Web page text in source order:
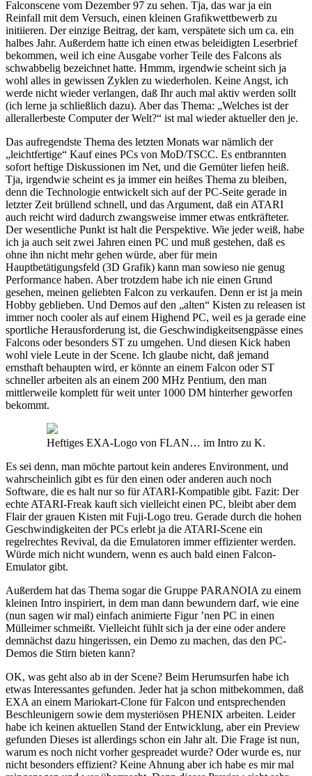
Falconscene vom Dezember 97 zu sehen. Tja, das war ja ein
Reinfall mit dem Versuch, einen kleinen Grafikwettbewerb zu
initiieren. Der einzige Beitrag, der kam, verspätete sich um ca. ein
halbes Jahr. Außerdem hatte ich einen etwas beleidigten Leserbrief
bekommen, weil ich eine Ausgabe vorher Teile des Falcons als
schwabbelig bezeichnet hatte. Hmmm, irgendwie scheint sich ja
wohl alles in gewissen Zyklen zu wiederholen. Keine Angst, ich
werde nicht wieder verlangen, daß Ihr auch mal aktiv werden sollt
(ich lerne ja schließlich dazu). Aber das Thema: „Welches ist der
allerallerbeste Computer der Welt?“ ist mal wieder aktueller den je.
Das aufregendste Thema des letzten Monats war nämlich der
„leichtfertige“ Kauf eines PCs von MoD/TSCC. Es entbrannten
sofort heftige Diskussionen im Net, und die Gemüter liefen heiß.
Tja, irgendwie scheint es ja immer ein heißes Thema zu bleiben,
denn die Technologie entwickelt sich auf der PC-Seite gerade in
letzter Zeit brüllend schnell, und das Argument, daß ein ATARI
auch reicht wird dadurch zwangsweise immer etwas entkräfteter.
Der wesentliche Punkt ist halt die Perspektive. Wie jeder weiß, habe
ich ja auch seit zwei Jahren einen PC und muß gestehen, daß es
ohne ihn nicht mehr gehen würde, aber für mein
Hauptbetätigungsfeld (3D Grafik) kann man sowieso nie genug
Performance haben. Aber trotzdem habe ich nie einen Grund
gesehen, meinen geliebten Falcon zu verkaufen. Denn er ist ja mein
Hobby geblieben. Und Demos auf den „alten“ Kisten zu releasen ist
immer noch cooler als auf einem Highend PC, weil es ja gerade eine
sportliche Herausforderung ist, die Geschwindigkeitsengpässe eines
Falcons oder besonders ST zu umgehen. Und diesen Kick haben
wohl viele Leute in der Scene. Ich glaube nicht, daß jemand
ernsthaft behaupten wird, er könnte an einem Falcon oder ST
schneller arbeiten als an einem 200 MHz Pentium, den man
mittlerweile komplett für weit unter 1000 DM hinterher geworfen
bekommt.
Heftiges EXA-Logo von FLAN… im Intro zu K.
Es sei denn, man möchte partout kein anderes Environment, und
wahrscheinlich gibt es für den einen oder anderen auch noch
Software, die es halt nur so für ATARI-Kompatible gibt. Fazit: Der
echte ATARI-Freak kauft sich vielleicht einen PC, bleibt aber dem
Flair der grauen Kisten mit Fuji-Logo treu. Gerade durch die hohen
Geschwindigkeiten der PCs erlebt ja die ATARI-Scene ein
regelrechtes Revival, da die Emulatoren immer effizienter werden.
Würde mich nicht wundern, wenn es auch bald einen Falcon-
Emulator gibt.
Außerdem hat das Thema sogar die Gruppe PARANOIA zu einem
kleinen Intro inspiriert, in dem man dann bewundern darf, wie eine
(nun sagen wir mal) einfach animierte Figur ’nen PC in einen
Mülleimer schmeißt. Vielleicht fühlt sich ja der eine oder andere
demnächst dazu hingerissen, ein Demo zu machen, das den PC-
Demos die Stirn bieten kann?
OK, was geht also ab in der Scene? Beim Herumsurfen habe ich
etwas Interessantes gefunden. Jeder hat ja schon mitbekommen, daß
EXA an einem Mariokart-Clone für Falcon und entsprechenden
Beschleunigern sowie dem mysteriösen PHENIX arbeiten. Leider
habe ich keinen aktuellen Stand der Entwicklung, aber ein Preview
gefunden Dieses ist allerdings schon ein Jahr alt. Die Frage ist nun,
warum es noch nicht vorher gespreadet wurde? Oder wurde es, nur
nicht besonders effizient? Keine Ahnung aber ich habe es mir mal